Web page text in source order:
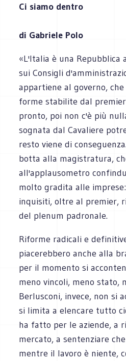
Ci siamo dentro
di Gabriele Polo
«L'Italia è una Repubblica
sui Consigli
appartiene al governo,
forme stabilite dal
pronto, poi non c'è più
sognata dal Cavaliere
resto viene di
botta alla magistratura,
all'applausometro
molto gradita alle
inquisiti, oltre al premier,
del plenum padronale.
Riforme radicali e
piacerebbero anche alla
per il momento si
meno vincoli, meno stato,
Berlusconi, invece, non si
si limita a elencare tutto
ha fatto per le aziende, a
mercato, a sentenziare
mentre il lavoro è niente,